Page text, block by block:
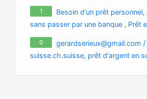
particulier - petite annonce en Marti
1
Besoin d'un prêt
sans passer par une banque , Prêt
cherylgremont3@gmail.com
0 gerardserieux@gmail.com /
suisse.ch.suisse, prêt d'argent en